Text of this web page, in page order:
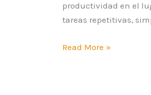
productividad en el
tareas repetitivas,
Read More »